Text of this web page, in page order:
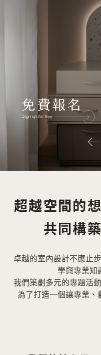
超越空間的
共同構
卓越的室內設計不應止
學與專業知
我們策劃多元的專題活
為了打造一個讓專業、